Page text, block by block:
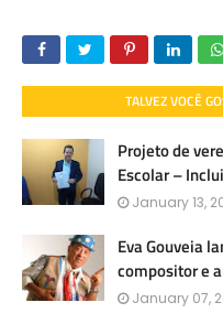
TALVEZ VOCÊ
Projeto de
Escolar –
January 13,
Eva Gouveia
compositor e
January 07,